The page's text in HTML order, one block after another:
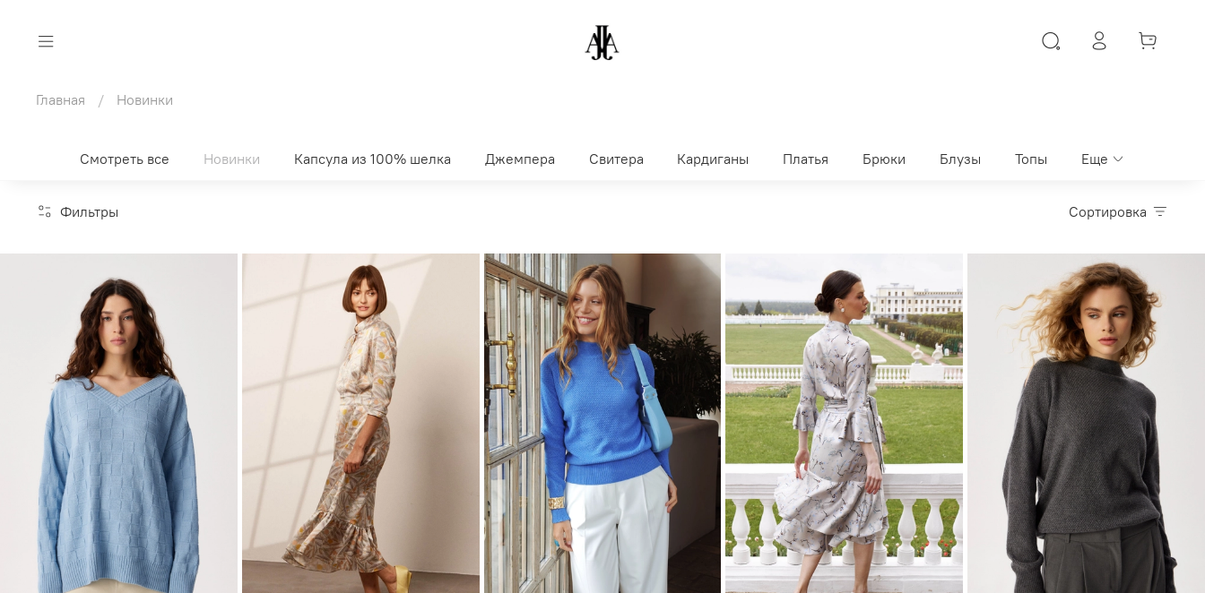
Главная Новинки
Смотреть все Новинки Капсула из 100% шелка Джемпера Свитера Кардиганы Платья Брюки Блузы Топы Еще
Фильтры Сортировка